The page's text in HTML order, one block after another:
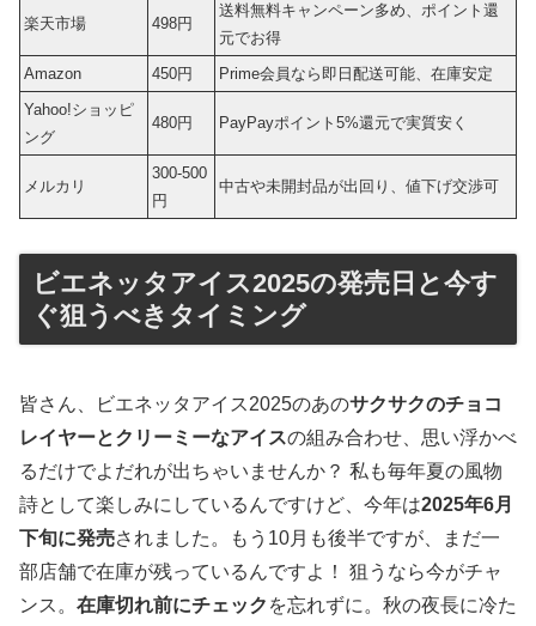
楽天市場 498円
送料無料キャンペーン多め、ポイント還
元でお得
Amazon
450円
Prime会員なら即日配送可能、在庫安定
Yahoo!ショッピ
ング
480円 PayPayポイント5%還元で実質安く
メルカリ
300-500
円
中古や未開封品が出回り、値下げ交渉可
ビエネッタアイス2025の発売日と今す
ぐ狙うべきタイミング
皆さん、ビエネッタアイス2025のあのサクサクのチョコ
レイヤーとクリーミーなアイスの組み合わせ、思い浮かべ
るだけでよだれが出ちゃいませんか？ 私も毎年夏の風物
詩として楽しみにしているんですけど、今年は2025年6月
下旬に発売されました。もう10月も後半ですが、まだ一
部店舗で在庫が残っているんですよ！ 狙うなら今がチャ
ンス。 在庫切れ前にチェック を忘れずに。秋の夜長に冷た